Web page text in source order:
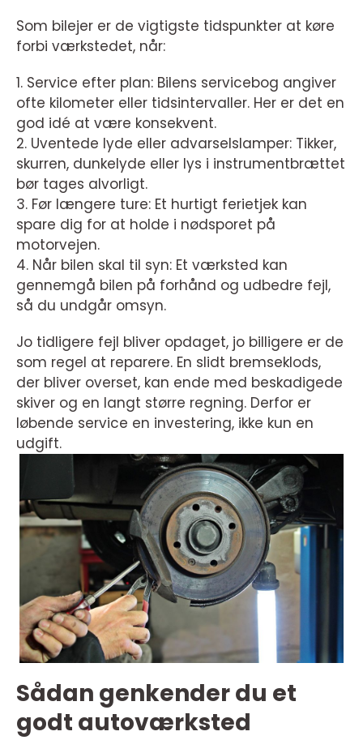
Som bilejer er de vigtigste tidspunkter at køre
forbi værkstedet, når:
1. Service efter plan: Bilens servicebog angiver
ofte kilometer eller tidsintervaller. Her er det en
god idé at være konsekvent.
2. Uventede lyde eller advarselslamper: Tikker,
skurren, dunkelyde eller lys i instrumentbrættet
bør tages alvorligt.
3. Før længere ture: Et hurtigt ferietjek kan
spare dig for at holde i nødsporet på
motorvejen.
4. Når bilen skal til syn: Et værksted kan
gennemgå bilen på forhånd og udbedre fejl,
så du undgår omsyn.
Jo tidligere fejl bliver opdaget, jo billigere er de
som regel at reparere. En slidt bremseklods,
der bliver overset, kan ende med beskadigede
skiver og en langt større regning. Derfor er
løbende service en investering, ikke kun en
udgift.
Sådan genkender du et
godt autoværksted